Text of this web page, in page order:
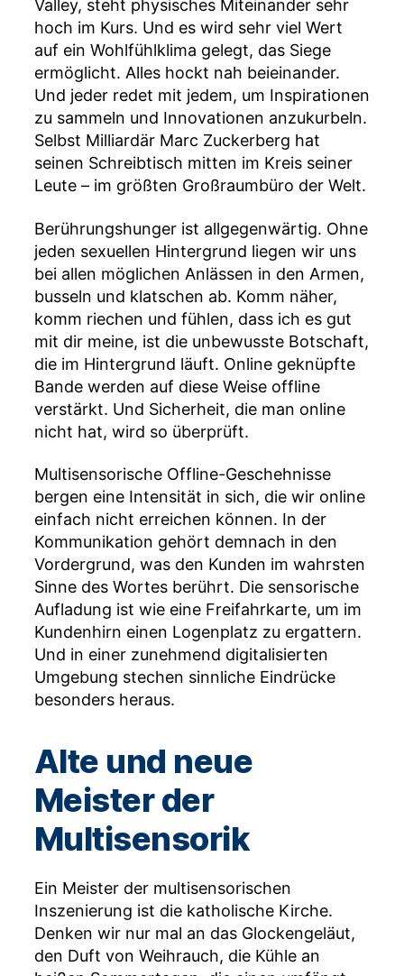
Valley, steht physisches Miteinander sehr
hoch im Kurs. Und es wird sehr viel Wert
auf ein Wohlfühlklima gelegt, das Siege
ermöglicht. Alles hockt nah beieinander.
Und jeder redet mit jedem, um Inspirationen
zu sammeln und Innovationen anzukurbeln.
Selbst Milliardär Marc Zuckerberg hat
seinen Schreibtisch mitten im Kreis seiner
Leute – im größten Großraumbüro der Welt.
Berührungshunger ist allgegenwärtig. Ohne
jeden sexuellen Hintergrund liegen wir uns
bei allen möglichen Anlässen in den Armen,
busseln und klatschen ab. Komm näher,
komm riechen und fühlen, dass ich es gut
mit dir meine, ist die unbewusste Botschaft,
die im Hintergrund läuft. Online geknüpfte
Bande werden auf diese Weise offline
verstärkt. Und Sicherheit, die man online
nicht hat, wird so überprüft.
Multisensorische Offline-Geschehnisse
bergen eine Intensität in sich, die wir online
einfach nicht erreichen können. In der
Kommunikation gehört demnach in den
Vordergrund, was den Kunden im wahrsten
Sinne des Wortes berührt. Die sensorische
Aufladung ist wie eine Freifahrkarte, um im
Kundenhirn einen Logenplatz zu ergattern.
Und in einer zunehmend digitalisierten
Umgebung stechen sinnliche Eindrücke
besonders heraus.
Alte und neue
Meister der
Multisensorik
Ein Meister der multisensorischen
Inszenierung ist die katholische Kirche.
Denken wir nur mal an das Glockengeläut,
den Duft von Weihrauch, die Kühle an